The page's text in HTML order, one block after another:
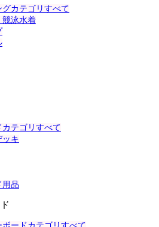
カテゴリすべて
競泳水着
テゴリすべて
ッキ
用品